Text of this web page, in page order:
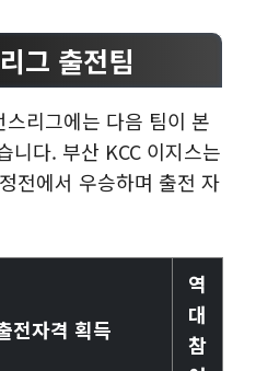
그 출전팀
리그에는 다음 팀이 본
니다. 부산 KCC 이지스는
전에서 우승하며 출전 자
전자격 획득
역
대
참